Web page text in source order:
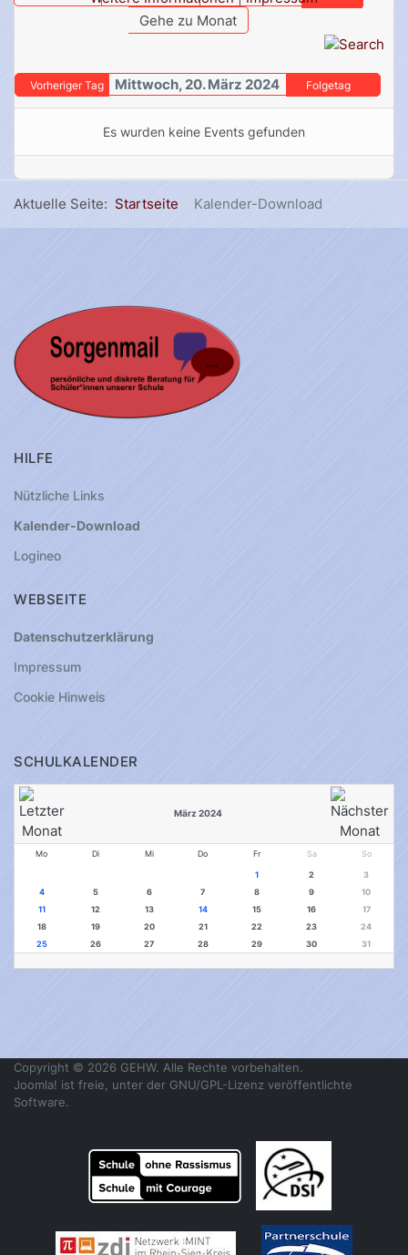
Gehe zu Monat
Vorheriger Tag Mittwoch, 20. März 2024 Folgetag
Es wurden keine Events gefunden
Aktuelle Seite: Startseite Kalender-Download
HILFE
Nützliche Links
Kalender-Download
Logineo
WEBSEITE
Datenschutzerklärung
Impressum
Cookie Hinweis
SCHULKALENDER
März 2024
Mo Di Mi Do Fr Sa So
1 2
3
4
5 6 7 8 9
10
11
12 13 14 15 16
17
18
19 20 21 22 23
24
25
26 27 28 29 30 31
Copyright © 2026 GEHW. Alle Rechte vorbehalten.
Joomla! ist freie, unter der GNU/GPL-Lizenz veröffentlichte
Software.